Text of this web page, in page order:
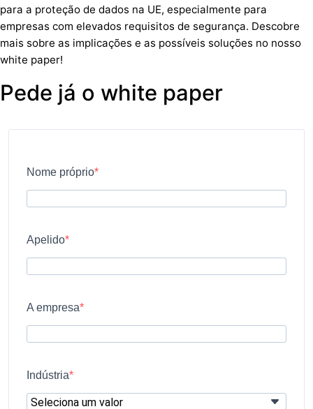
para a proteção de dados na UE, especialmente para
empresas com elevados requisitos de segurança. Descobre
mais sobre as implicações e as possíveis soluções no nosso
white paper!
Pede já o white paper
Nome próprio
Apelido
A empresa
Indústria